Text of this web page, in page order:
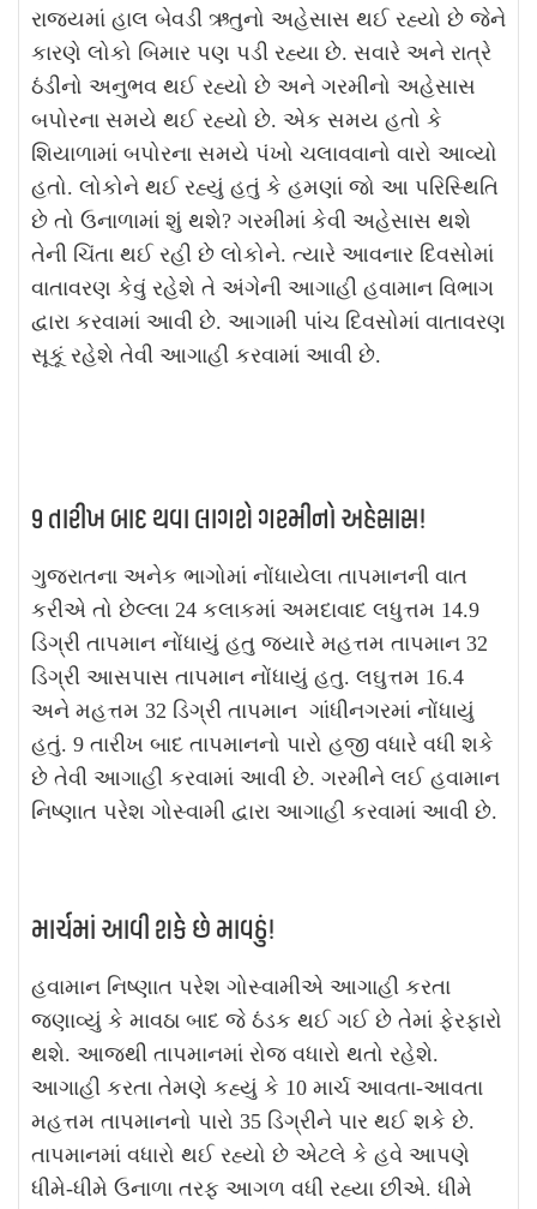
રાજ્યમાં હાલ બેવડી ઋતુનો અહેસાસ થઈ રહ્યો છે જેને
કારણે લોકો બિમાર પણ પડી રહ્યા છે. સવારે અને રાત્રે
ઠંડીનો અનુભવ થઈ રહ્યો છે અને ગરમીનો અહેસાસ
બપોરના સમયે થઈ રહ્યો છે. એક સમય હતો કે
શિયાળામાં બપોરના સમયે પંખો ચલાવવાનો વારો આવ્યો
હતો. લોકોને થઈ રહ્યું હતું કે હમણાં જો આ પરિસ્થિતિ
છે તો ઉનાળામાં શું થશે? ગરમીમાં કેવી અહેસાસ થશે
તેની ચિંતા થઈ રહી છે લોકોને. ત્યારે આવનાર દિવસોમાં
વાતાવરણ કેવું રહેશે તે અંગેની આગાહી હવામાન વિભાગ
દ્વારા કરવામાં આવી છે. આગામી પાંચ દિવસોમાં વાતાવરણ
સૂકૂં રહેશે તેવી આગાહી કરવામાં આવી છે.
9 તારીખ બાદ થવા લાગશે ગરમીનો અહેસાસ!
ગુજરાતના અનેક ભાગોમાં નોંધાયેલા તાપમાનની વાત
કરીએ તો છેલ્લા 24 કલાકમાં અમદાવાદ લધુત્તમ 14.9
ડિગ્રી તાપમાન નોંધાયું હતુ જ્યારે મહત્તમ તાપમાન 32
ડિગ્રી આસપાસ તાપમાન નોંધાયું હતુ. લઘુત્તમ 16.4
અને મહત્તમ 32 ડિગ્રી તાપમાન ગાંધીનગરમાં નોંધાયું
હતું. 9 તારીખ બાદ તાપમાનનો પારો હજી વધારે વધી શકે
છે તેવી આગાહી કરવામાં આવી છે. ગરમીને લઈ હવામાન
નિષ્ણાત પરેશ ગોસ્વામી દ્વારા આગાહી કરવામાં આવી છે.
માર્ચમાં આવી શકે છે માવઠું!
હવામાન નિષ્ણાત પરેશ ગોસ્વામીએ આગાહી કરતા
જણાવ્યું કે માવઠા બાદ જે ઠંડક થઈ ગઈ છે તેમાં ફેરફારો
થશે. આજથી તાપમાનમાં રોજ વધારો થતો રહેશે.
આગાહી કરતા તેમણે કહ્યું કે 10 માર્ચ આવતા-આવતા
મહત્તમ તાપમાનનો પારો 35 ડિગ્રીને પાર થઈ શકે છે.
તાપમાનમાં વધારો થઈ રહ્યો છે એટલે કે હવે આપણે
ધીમે-ધીમે ઉનાળા તરફ આગળ વધી રહ્યા છીએ. ધીમે